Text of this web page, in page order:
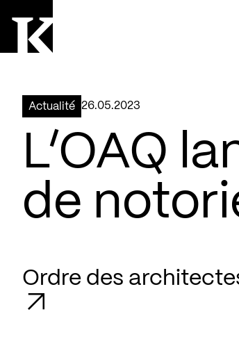
Actualité 26.05.2023
L’OAQ
de
Ordre des